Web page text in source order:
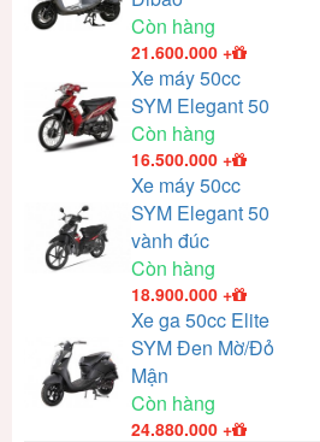
Còn hàng
21.600.000 +
Xe máy 50cc
SYM Elegant 50
Còn hàng
16.500.000 +
Xe máy 50cc
SYM Elegant 50
vành đúc
Còn hàng
18.900.000 +
Xe ga 50cc Elite
SYM Đen Mờ/Đỏ
Mận
Còn hàng
24.880.000 +